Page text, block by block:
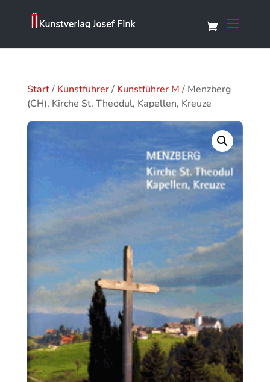
Start/ Kunstführer/ Kunstführer M / Menzberg
(CH), Kirche St. Theodul, Kapellen, Kreuze